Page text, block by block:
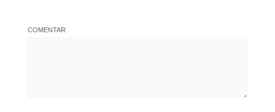
COMENTAR